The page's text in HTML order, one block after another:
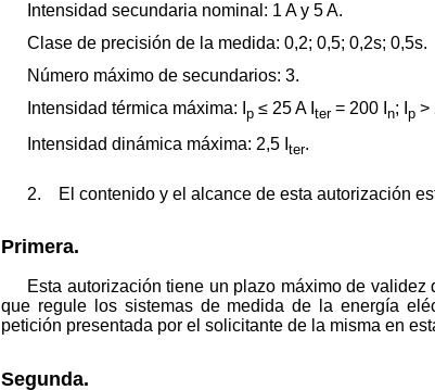
Intensidad secundaria nominal: 1 A y 5 A.
Clase de precisión de la medida: 0,2; 0,5; 0,2s; 0,5s.
Número máximo de secundarios: 3.
Intensidad térmica máxima: I p ≤ 25 A I ter= 200 I n; I p >
Intensidad dinámica máxima: 2,5 I ter.
2. El contenido y el alcance de esta autorización
Primera.
Esta autorización tiene un plazo máximo de
que regule los sistemas de medida de la energía
petición presentada por el solicitante de la misma en
Segunda.